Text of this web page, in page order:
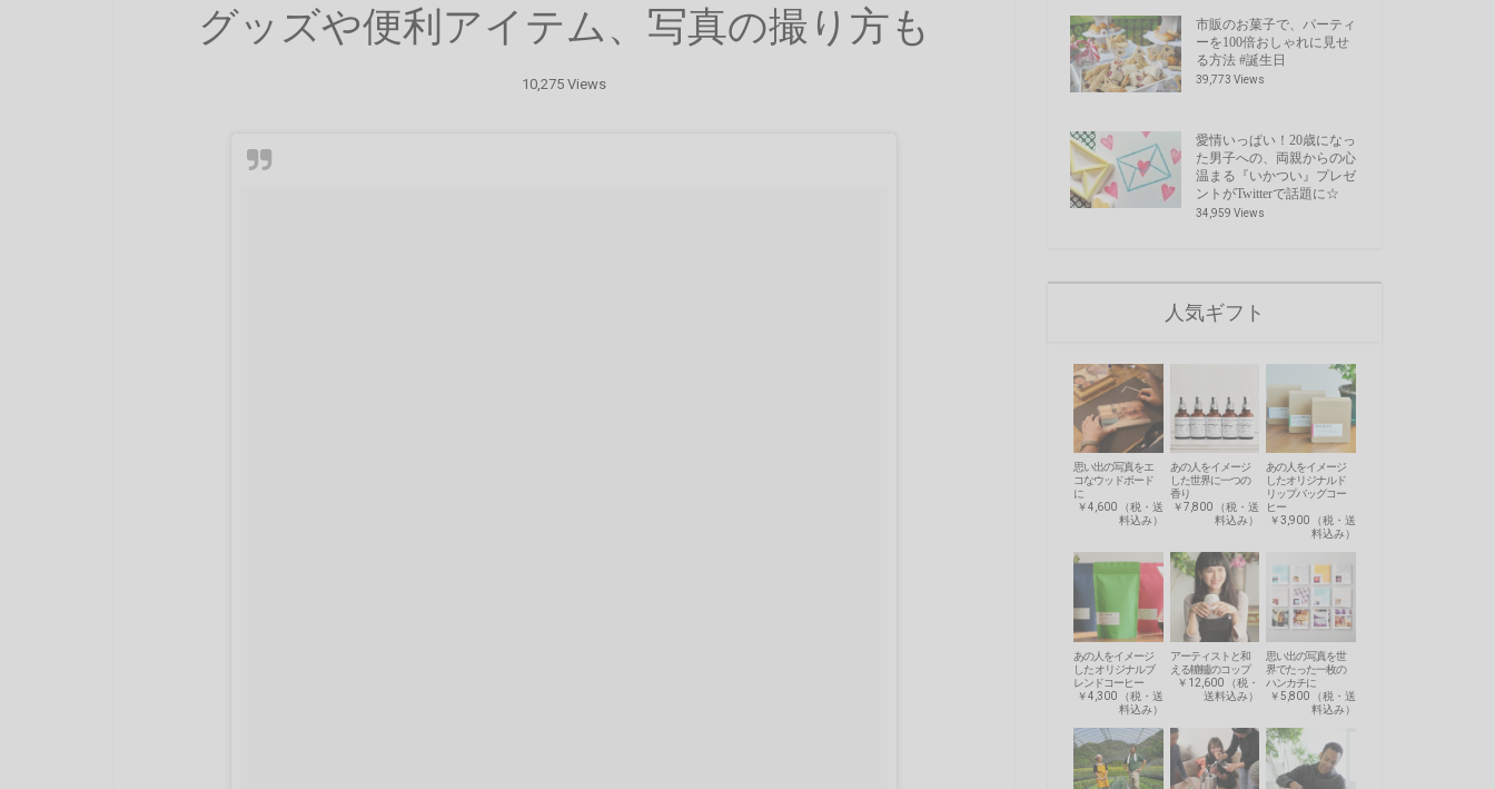
グッズや便利アイテム、写真の撮り方も
10,275 Views
市販のお菓子で、パーティ
ーを100倍おしゃれに見せ
る方法 #誕生日
39,773 Views
愛情いっぱい！20歳になっ
た男子への、両親からの心
温まる『いかつい』プレゼ
ントがTwitterで話題に☆
34,959 Views
人気ギフト
思い出の写真をエ
コなウッドボード
に
￥4,600 （税・送
料込み）
あの人をイメージ
した世界に一つの
香り
￥7,800 （税・送
料込み）
あの人をイメージ
したオリジナルド
リップバッグコー
ヒー
￥3,900 （税・送
料込み）
あの人をイメージ
した オリジナルブ
レンドコーヒー
￥4,300 （税・送
料込み）
アーティストと和
える轆轤のコップ
￥12,600 （税・
送料込み）
思い出の写真を世
界でたった一枚の
ハンカチに
￥5,800 （税・送
料込み）